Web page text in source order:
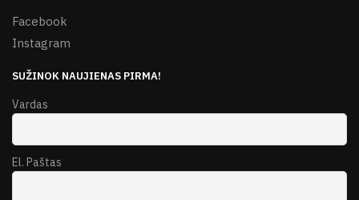
Facebook
Instagram
SUŽINOK NAUJIENAS PIRMA!
Vardas
El. Paštas